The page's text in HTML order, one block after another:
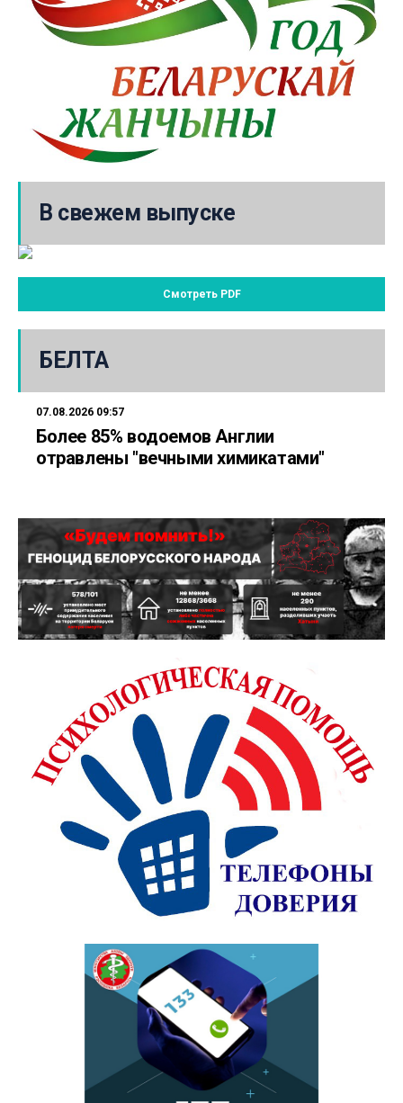
В свежем выпуске
Смотреть PDF
БЕЛТА
07.08.2026 09:57
Более 85% водоемов Англии
отравлены "вечными химикатами"